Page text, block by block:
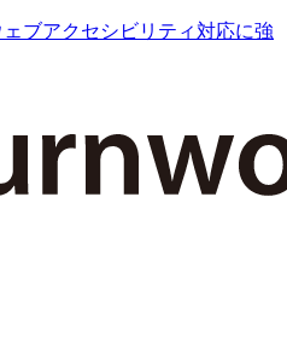
ブアクセシビリティ対応に強